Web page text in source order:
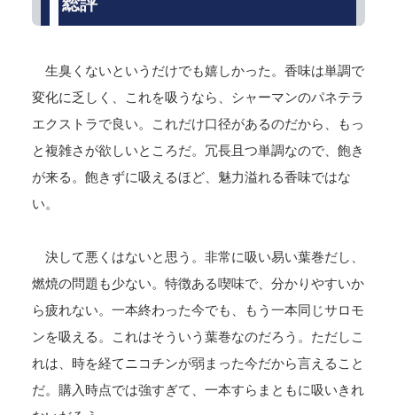
生臭くないというだけでも嬉しかった。香味は単調で
変化に乏しく、これを吸うなら、シャーマンのパネテラ
エクストラで良い。これだけ口径があるのだから、もっ
と複雑さが欲しいところだ。冗長且つ単調なので、飽き
が来る。飽きずに吸えるほど、魅力溢れる香味ではな
い。
決して悪くはないと思う。非常に吸い易い葉巻だし、
燃焼の問題も少ない。特徴ある喫味で、分かりやすいか
ら疲れない。一本終わった今でも、もう一本同じサロモ
ンを吸える。これはそういう葉巻なのだろう。ただしこ
れは、時を経てニコチンが弱まった今だから言えること
だ。購入時点では強すぎて、一本すらまともに吸いきれ